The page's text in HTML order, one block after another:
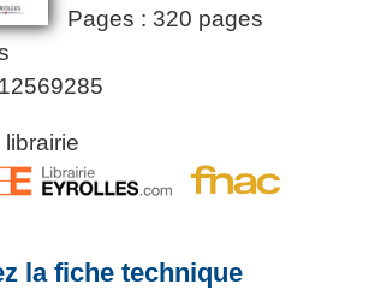
Pages : 320 pages
la fiche technique